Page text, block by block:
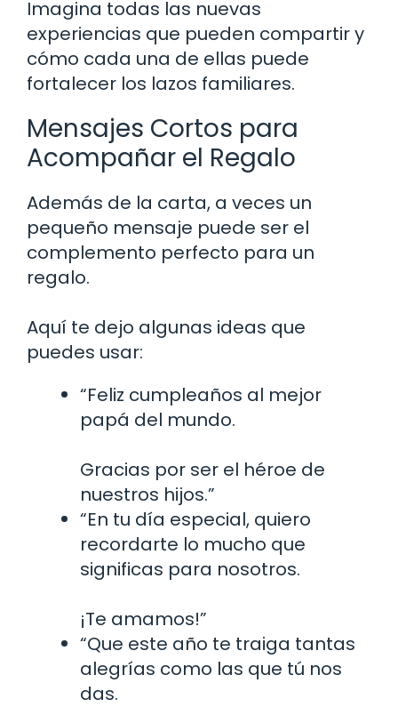
Imagina todas las nuevas
experiencias que pueden compartir y
cómo cada una de ellas puede
fortalecer los lazos familiares.
Mensajes Cortos para
Acompañar el Regalo
Además de la carta, a veces un
pequeño mensaje puede ser el
complemento perfecto para un
regalo.
Aquí te dejo algunas ideas que
puedes usar:
“Feliz cumpleaños al mejor
papá del mundo.
Gracias por ser el héroe de
nuestros hijos.”
“En tu día especial, quiero
recordarte lo mucho que
significas para nosotros.
¡Te amamos!”
“Que este año te traiga tantas
alegrías como las que tú nos
das.